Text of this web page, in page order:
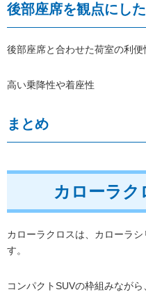
後部座席を観点にし
後部座席と合わせた荷室の利便
高い乗降性や着座性
まとめ
カローラク
カローラクロスは、カローラ
す。
コンパクトSUVの枠組みなが